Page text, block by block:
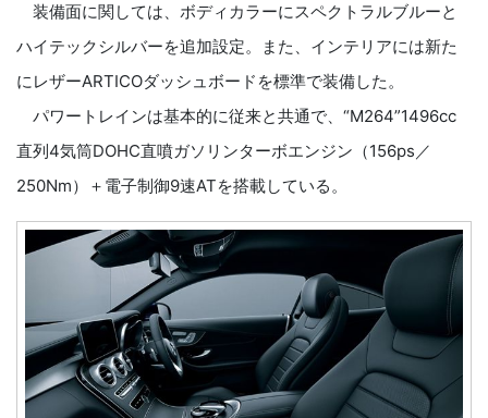
装備面に関しては、ボディカラーにスペクトラルブルーと
ハイテックシルバーを追加設定。また、インテリアには新た
にレザーARTICOダッシュボードを標準で装備した。
パワートレインは基本的に従来と共通で、“M264”1496cc
直列4気筒DOHC直噴ガソリンターボエンジン（156ps／
250Nm）＋電子制御9速ATを搭載している。